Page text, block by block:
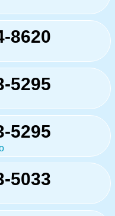
8620
5295
5295
5033